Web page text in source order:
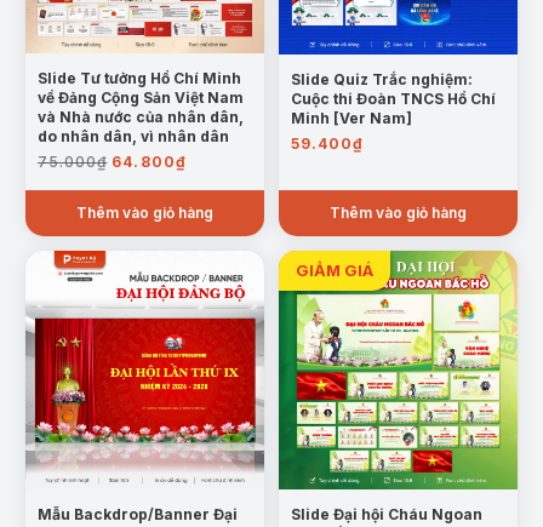
Slide Tư tưởng Hồ Chí Minh
về Đảng Cộng Sản Việt Nam
và Nhà nước của nhân dân,
do nhân dân, vì nhân dân
75.000₫ Giá
là:
64.800₫Giá
tại
64.800₫.
Thêm vào giỏ hàng
Slide Quiz Trắc nghiệm:
Cuộc thi Đoàn TNCS Hồ Chí
Minh [Ver Nam]
59.400₫
Thêm vào giỏ hàng
Mẫu Backdrop/Banner Đại
Slide Đại hội Cháu Ngoan